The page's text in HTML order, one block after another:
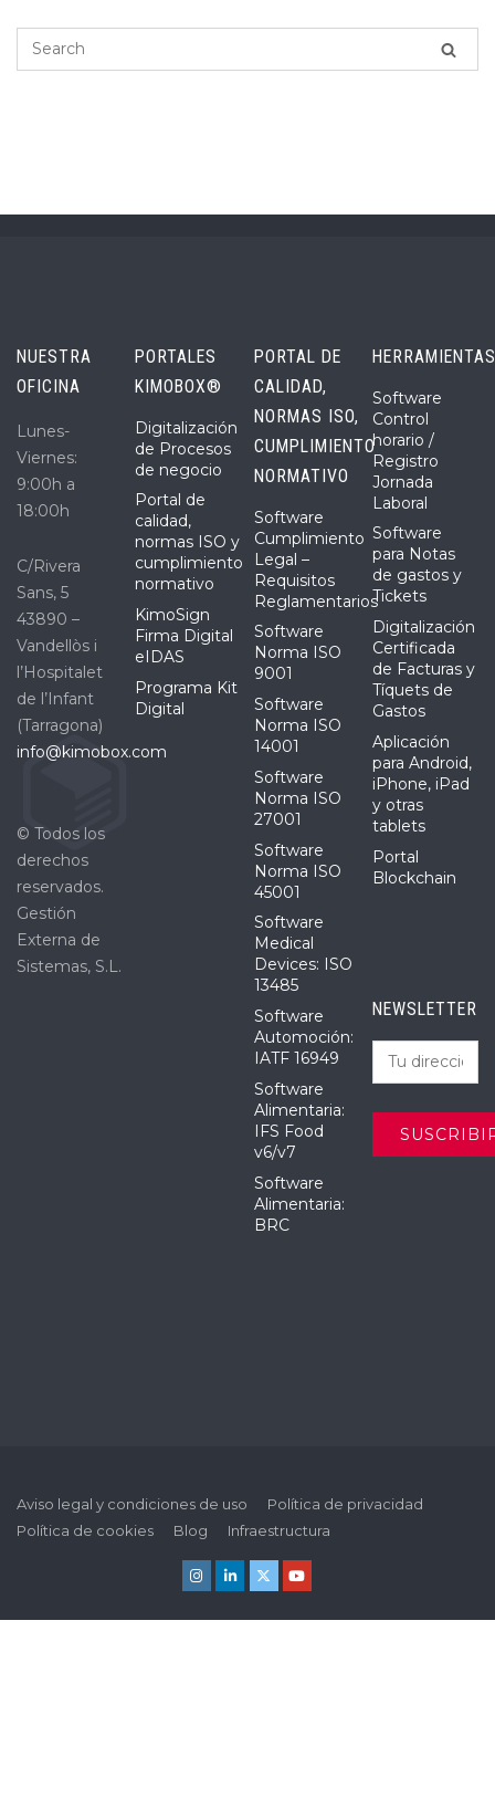
NUESTRA
OFICINA
Lunes-
Viernes:
9:00h a
18:00h
C/Rivera
Sans, 5
43890 –
Vandellòs i
l’Hospitalet
de l’Infant
(Tarragona)
info@kimobox.com
© Todos los
derechos
reservados.
Gestión
Externa de
Sistemas, S.L.
PORTALES
KIMOBOX®
Digitalización
de Procesos
de negocio
Portal de
calidad,
normas ISO y
cumplimiento
normativo
KimoSign
Firma Digital
eIDAS
Programa Kit
Digital
PORTAL DE
CALIDAD,
NORMAS ISO,
CUMPLIMIENTO
NORMATIVO
Software
Cumplimiento
Legal –
Requisitos
Reglamentarios
Software
Norma ISO
9001
Software
Norma ISO
14001
Software
Norma ISO
27001
Software
Norma ISO
45001
Software
Medical
Devices: ISO
13485
Software
Automoción:
IATF 16949
Software
Alimentaria:
IFS Food
v6/v7
Software
Alimentaria:
BRC
Software
Control
horario /
Registro
Jornada
Laboral
Software
para Notas
de gastos y
Tickets
Digitalización
Certificada
de Facturas y
Tíquets de
Gastos
Aplicación
para Android,
iPhone, iPad
y otras
tablets
Portal
Blockchain
NEWSLETTER
Aviso legal y condiciones de uso
Política de privacidad
Política de cookies
Blog Infraestructura